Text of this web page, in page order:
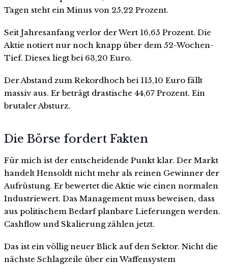
Tagen steht ein Minus von 25,22 Prozent.
Seit Jahresanfang verlor der Wert 16,65 Prozent. Die
Aktie notiert nur noch knapp über dem 52-Wochen-
Tief. Dieses liegt bei 63,20 Euro.
Der Abstand zum Rekordhoch bei 115,10 Euro fällt
massiv aus. Er beträgt drastische 44,67 Prozent. Ein
brutaler Absturz.
Die Börse fordert Fakten
Für mich ist der entscheidende Punkt klar. Der Markt
handelt Hensoldt nicht mehr als reinen Gewinner der
Aufrüstung. Er bewertet die Aktie wie einen normalen
Industriewert. Das Management muss beweisen, dass
aus politischem Bedarf planbare Lieferungen werden.
Cashflow und Skalierung zählen jetzt.
Das ist ein völlig neuer Blick auf den Sektor. Nicht die
nächste Schlagzeile über ein Waffensystem